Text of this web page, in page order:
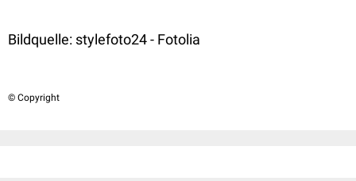
Bildquelle: stylefoto24 - Fotolia
© Copyright